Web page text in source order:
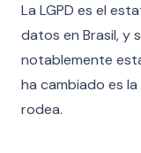
La LGPD es el
datos en Brasil, y
notablemente
ha cambiado es
rodea.